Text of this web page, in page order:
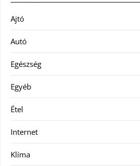
Ajtó
Autó
Egészség
Egyéb
Étel
Internet
Klíma